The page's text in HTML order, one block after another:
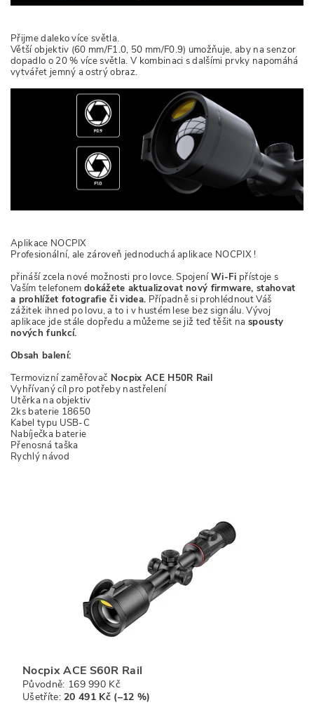
Přijme daleko více světla.
Větší objektiv (60 mm/F1.0, 50 mm/F0.9) umožňuje, aby na senzor
dopadlo o 20 % více světla. V kombinaci s dalšími prvky napomáhá
vytvářet jemný a ostrý obraz.
Aplikace NOCPIX
Profesionální, ale zároveň jednoduchá aplikace NOCPIX !
přináší zcela nové možnosti pro lovce. SpojeníWi-Fi přístoje s
Vaším telefonemdokážete aktualizovat nový firmware, stahovat
a prohlížet fotografie či videa. Případně si prohlédnout Váš
zážitek ihned po lovu, a to i v hustém lese bez signálu. Vývoj
aplikace jde stále dopředu a můžeme se již teď těšit na spousty
nových funkcí.
Obsah balení:
Termovizní zaměřovač Nocpix ACE H50R Rail
Vyhřívaný cíl pro potřeby nastřelení
Utěrka na objektiv
2ks baterie 18650
Kabel typu USB-C
Nabíječka baterie
Přenosná taška
Rychlý návod
Nocpix ACE S60R Rail
Původně: 169 990 Kč
Ušetříte: 20 491 Kč (–12 %)